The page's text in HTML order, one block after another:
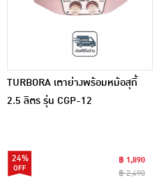
TURBORA เตาย่างพร้อมหม้อสุกี้
2.5 ลิตร รุ่น CGP-12
24%
฿ 1,890
฿ 2,490